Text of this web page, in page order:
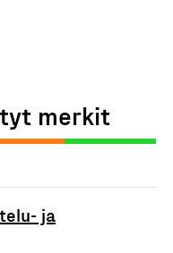
merkit
ja